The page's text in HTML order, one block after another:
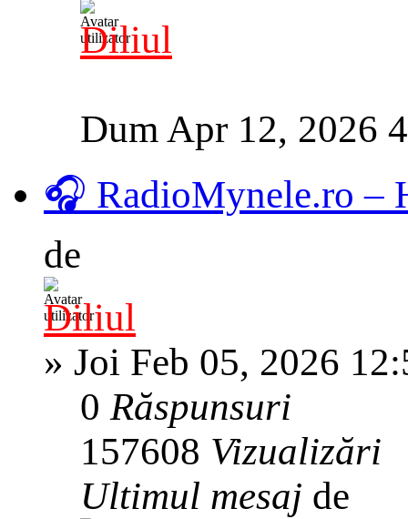
Diliul
Dum Apr 12, 2026
🎧 RadioMynele.ro –
de
Diliul
» Joi Feb 05, 2026
0Răspunsuri
157608 Vizualizări
Ultimul mesaj de